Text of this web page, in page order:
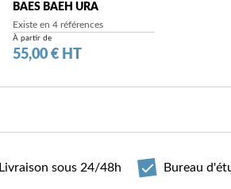
BAES BAEH URA
Existe en 4 références
À partir de
Prix
55,00 € HT
Livraison sous 24/48h Bureau